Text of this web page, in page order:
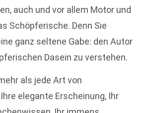
auch und vor allem Motor und
Schöpferische. Denn Sie
ganz seltene Gabe: den Autor
Dasein zu verstehen.
als jede Art von
elegante Erscheinung, Ihr